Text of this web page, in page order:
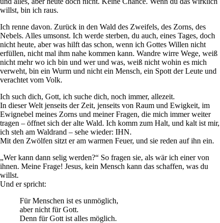
willst, bin ich raus.
Ich renne davon. Zurück in den Wald des Zweifels, des Zorns, des
Nebels. Alles umsonst. Ich werde sterben, du auch, eines Tages, doch
nicht heute, aber was hilft das schon, wenn ich Gottes Willen nicht
erfüllen, nicht mal ihm nahe kommen kann. Wandre wirre Wege, weiß
nicht mehr wo ich bin und wer und was, weiß nicht wohin es mich
verweht, bin ein Wurm und nicht ein Mensch, ein Spott der Leute und
verachtet vom Volk.
Ich such dich, Gott, ich suche dich, noch immer, allezeit.
In dieser Welt jenseits der Zeit, jenseits von Raum und Ewigkeit, im
Ewignebel meines Zorns und meiner Fragen, die mich immer weiter
tragen – öffnet sich der alte Wald. Ich komm zum Halt, und kalt ist mir,
ich steh am Waldrand – sehe wieder: IHN.
Mit den Zwölfen sitzt er am warmen Feuer, und sie reden auf ihn ein.
„Wer kann dann selig werden?“ So fragen sie, als wär ich einer von
ihnen. Meine Frage! Jesus, kein Mensch kann das schaffen, was du
willst.
Und er spricht:
Für Menschen ist es unmöglich,
aber nicht für Gott.
Denn für Gott ist alles möglich.